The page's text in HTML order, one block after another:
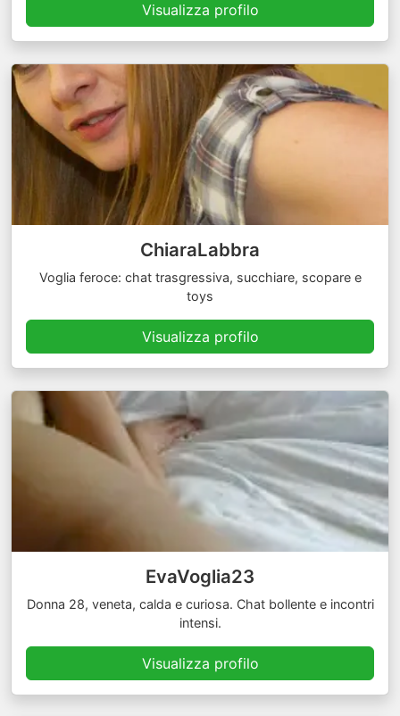
Visualizza profilo
ChiaraLabbra
Voglia feroce: chat trasgressiva, succhiare, scopare e
toys
Visualizza profilo
EvaVoglia23
Donna 28, veneta, calda e curiosa. Chat bollente e incontri
intensi.
Visualizza profilo